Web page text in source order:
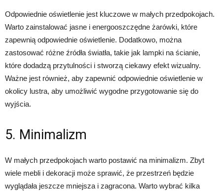
Odpowiednie oświetlenie jest kluczowe w małych przedpokojach.
Warto zainstalować jasne i energooszczędne żarówki, które
zapewnią odpowiednie oświetlenie. Dodatkowo, można
zastosować różne źródła światła, takie jak lampki na ścianie,
które dodadzą przytulności i stworzą ciekawy efekt wizualny.
Ważne jest również, aby zapewnić odpowiednie oświetlenie w
okolicy lustra, aby umożliwić wygodne przygotowanie się do
wyjścia.
5. Minimalizm
W małych przedpokojach warto postawić na minimalizm. Zbyt
wiele mebli i dekoracji może sprawić, że przestrzeń będzie
wyglądała jeszcze mniejsza i zagracona. Warto wybrać kilka